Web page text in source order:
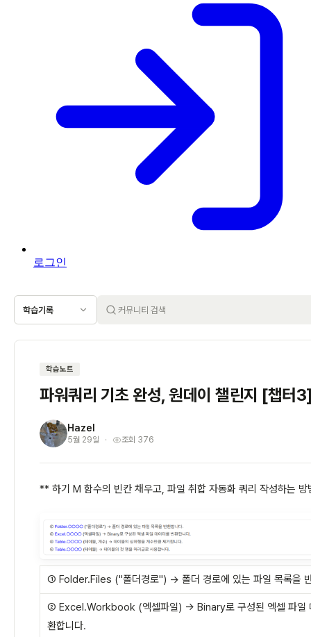
로그인
학습기록
학습노트
파워쿼리 기초 완성, 원데이 챌린지 [챕터
H Hazel
5월 29일 조회 376
** 하기 M 함수의 빈칸 채우고, 파일 취합 자동화 쿼리 작성하는 방
① Folder.Files ("폴더경로") → 폴더 경로에 있는 파일 목록을
② Excel.Workbook (엑셀파일) → Binary로 구성된 엑셀 파일
환합니다.